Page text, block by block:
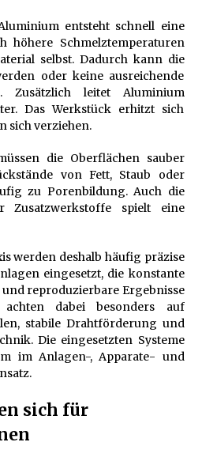
entsteht schnell eine
höhere Schmelztemperaturen
selbst. Dadurch kann die
oder keine ausreichende
Zusätzlich leitet Aluminium
Das Werkstück erhitzt sich
sich verziehen.
die Oberflächen sauber
von Fett, Staub oder
zu Porenbildung. Auch die
Zusatzwerkstoffe spielt eine
werden deshalb häufig präzise
eingesetzt, die konstante
reproduzierbare Ergebnisse
dabei besonders auf
stabile Drahtförderung und
Die eingesetzten Systeme
im Anlagen-, Apparate- und
sich für